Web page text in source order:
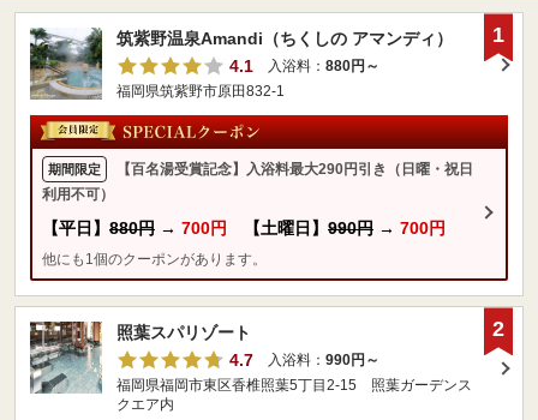
筑紫野温泉Amandi（ちくしの アマンディ）
4.1
入浴料： 880円～
福岡県筑紫野市原田832-1
期間限定
【百名湯受賞記念】入浴料最大290円引き（日曜・祝日
利用不可）
【平日】 880円 → 700円 【土曜日】 990円 → 700円
他にも1個のクーポンがあります。
1
照葉スパリゾート
4.7
入浴料： 990円～
福岡県福岡市東区香椎照葉5丁目2-15 照葉ガーデンス
クエア内
2